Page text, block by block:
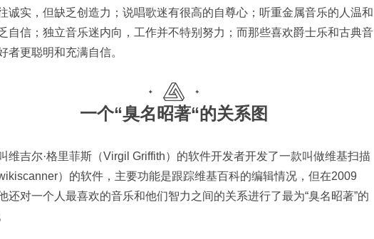
诚实，但缺乏创造力；说唱歌迷有很高的自尊心；听重金属音乐的人温和
自信；独立音乐迷内向，工作并不特别努力；而那些喜欢爵士乐和古典音
者更聪明和充满自信。
一个“臭名昭著“的关系图
维吉尔·格里菲斯（Virgil Griffith）的软件开发者开发了一款叫做维基扫描
）的软件，主要功能是跟踪维基百科的编辑情况，但在2009
还对一个人最喜欢的音乐和他们智力之间的关系进行了最为“臭名昭著”的